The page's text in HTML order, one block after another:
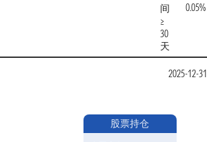
间
≥
30
天
0.05%
2025-12-31
股票持仓